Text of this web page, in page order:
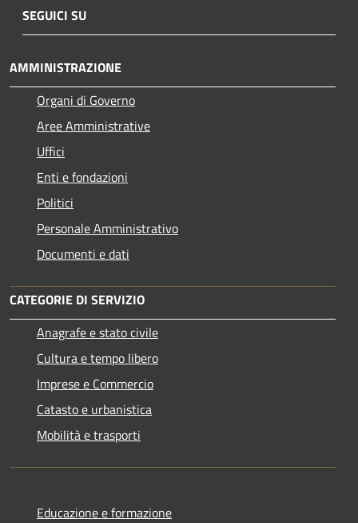
SEGUICI SU
AMMINISTRAZIONE
Organi di Governo
Aree Amministrative
Uffici
Enti e fondazioni
Politici
Personale Amministrativo
Documenti e dati
CATEGORIE DI SERVIZIO
Anagrafe e stato civile
Cultura e tempo libero
Imprese e Commercio
Catasto e urbanistica
Mobilità e trasporti
Educazione e formazione